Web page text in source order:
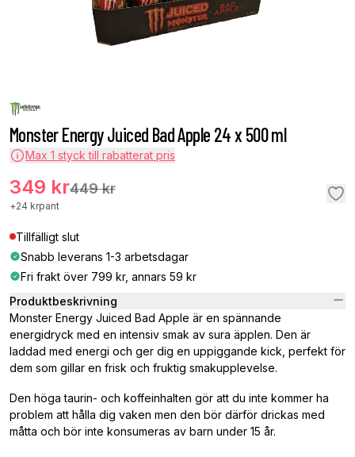
Monster Energy Juiced Bad Apple 24 x 500 ml
Max 1 styck till rabatterat pris
349 kr449 kr
+24 krpant
Tillfälligt slut
Snabb leverans 1-3 arbetsdagar
Fri frakt över 799 kr, annars 59 kr
Produktbeskrivning
Monster Energy Juiced Bad Apple är en spännande
energidryck med en intensiv smak av sura äpplen. Den är
laddad med energi och ger dig en uppiggande kick, perfekt för
dem som gillar en frisk och fruktig smakupplevelse.
Den höga taurin- och koffeinhalten gör att du inte kommer ha
problem att hålla dig vaken men den bör därför drickas med
måtta och bör inte konsumeras av barn under 15 år.